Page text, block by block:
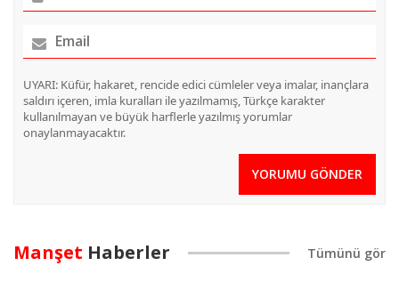
UYARI: Küfür, hakaret, rencide edici cümleler veya imalar, inançlara
saldırı içeren, imla kuralları ile yazılmamış, Türkçe karakter
kullanılmayan ve büyük harflerle yazılmış yorumlar
onaylanmayacaktır.
YORUMU GÖNDER
Manşet Haberler